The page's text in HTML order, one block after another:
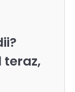
teraz,